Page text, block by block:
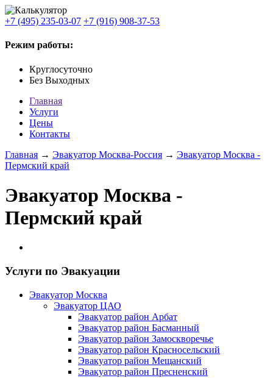
+7 (495) 235-03-07 +7 (916) 908-37-53
Режим работы:
Круглосуточно
Без Выходных
Главная
Услуги
Цены
Контакты
Главная → Эвакуатор Москва-Россия → Эвакуатор Москва -
Пермский край
Эвакуатор Москва -
Пермский край
Услуги по Эвакуации
Эвакуатор Москва
Эвакуатор ЦАО
Эвакуатор район Арбат
Эвакуатор район Басманный
Эвакуатор район Замоскворечье
Эвакуатор район Красносельский
Эвакуатор район Мещанский
Эвакуатор район Пресненский